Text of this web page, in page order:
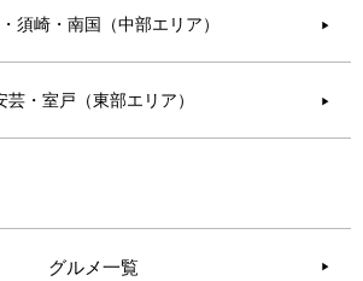
須崎・南国（中部エリア） ▶︎
芸・室戸（東部エリア） ▶︎
グルメ一覧